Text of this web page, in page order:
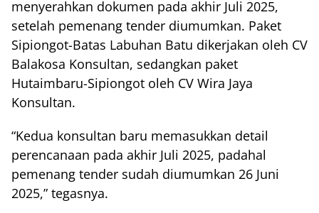
menyerahkan dokumen pada akhir Juli 2025,
setelah pemenang tender diumumkan. Paket
Sipiongot-Batas Labuhan Batu dikerjakan oleh CV
Balakosa Konsultan, sedangkan paket
Hutaimbaru-Sipiongot oleh CV Wira Jaya
Konsultan.
“Kedua konsultan baru memasukkan detail
perencanaan pada akhir Juli 2025, padahal
pemenang tender sudah diumumkan 26 Juni
2025,” tegasnya.